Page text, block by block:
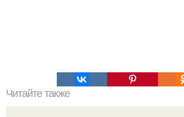
Читайте также